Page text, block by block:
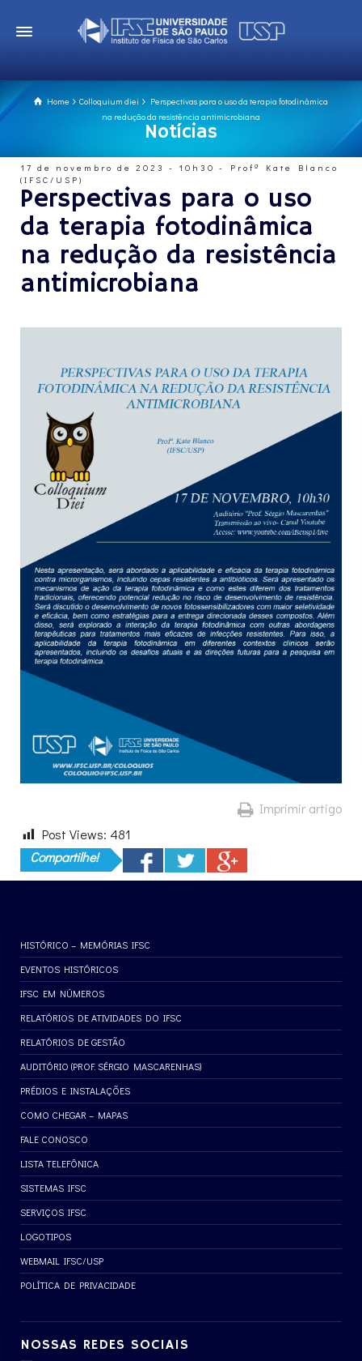
Home Colloquium diei
Perspectivas para o uso da terapia fotodinâmica
na redução da resistência antimicrobiana
Notícias
17 de novembro de 2023 - 10h30 - Profª Kate Blanco
(IFSC/USP)
Perspectivas para o uso
da terapia fotodinâmica
na redução da resistência
antimicrobiana
Imprimir artigo
Post Views: 481
Compartilhe!
HISTÓRICO – MEMÓRIAS IFSC
EVENTOS HISTÓRICOS
IFSC EM NÚMEROS
RELATÓRIOS DE ATIVIDADES DO IFSC
RELATÓRIOS DE GESTÃO
AUDITÓRIO (PROF. SÉRGIO MASCARENHAS)
PRÉDIOS E INSTALAÇÕES
COMO CHEGAR – MAPAS
FALE CONOSCO
LISTA TELEFÔNICA
SISTEMAS IFSC
SERVIÇOS IFSC
LOGOTIPOS
WEBMAIL IFSC/USP
POLÍTICA DE PRIVACIDADE
NOSSAS REDES SOCIAIS